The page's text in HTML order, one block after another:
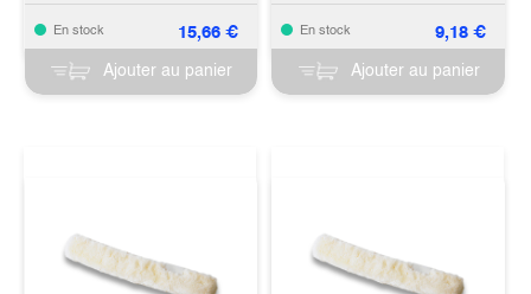
En stock 15,66€
Ajouter au panier
En stock 9,18€
Ajouter au panier